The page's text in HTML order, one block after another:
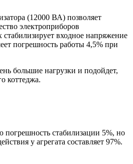
(12000 ВА) позволяет
электроприборов
входное напряжение
погрешность работы 4,5% при
большие нагрузки и подойдет,
коттеджа.
погрешность стабилизации 5%, но
у агрегата составляет 97%.